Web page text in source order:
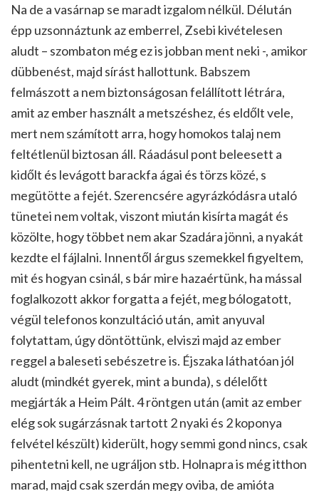
Na de a vasárnap se maradt izgalom nélkül. Délután
épp uzsonnáztunk az emberrel, Zsebi kivételesen
aludt – szombaton még ez is jobban ment neki -, amikor
dübbenést, majd sírást hallottunk. Babszem
felmászott a nem biztonságosan felállított létrára,
amit az ember használt a metszéshez, és eldőlt vele,
mert nem számított arra, hogy homokos talaj nem
feltétlenül biztosan áll. Ráadásul pont beleesett a
kidőlt és levágott barackfa ágai és törzs közé, s
megütötte a fejét. Szerencsére agyrázkódásra utaló
tünetei nem voltak, viszont miután kisírta magát és
közölte, hogy többet nem akar Szadára jönni, a nyakát
kezdte el fájlalni. Innentől árgus szemekkel figyeltem,
mit és hogyan csinál, s bár mire hazaértünk, ha mással
foglalkozott akkor forgatta a fejét, meg bólogatott,
végül telefonos konzultáció után, amit anyuval
folytattam, úgy döntöttünk, elviszi majd az ember
reggel a baleseti sebészetre is. Éjszaka láthatóan jól
aludt (mindkét gyerek, mint a bunda), s délelőtt
megjárták a Heim Pált. 4 röntgen után (amit az ember
elég sok sugárzásnak tartott 2 nyaki és 2 koponya
felvétel készült) kiderült, hogy semmi gond nincs, csak
pihentetni kell, ne ugráljon stb. Holnapra is még itthon
marad, majd csak szerdán megy oviba, de amióta